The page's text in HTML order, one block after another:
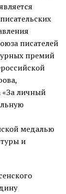
писателей
премий
личный
медалью
и